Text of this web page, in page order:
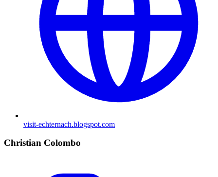
visit-echternach.blogspot.com
Christian Colombo